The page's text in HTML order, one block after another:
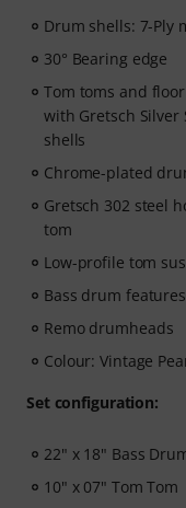
Drum shells: 7-Ply
30° Bearing edge
Tom toms and
with Gretsch Silver
shells
Chrome-plated
Gretsch 302 steel
tom
Low-profile tom
Bass drum
Remo drumheads
Colour: Vintage
Set configuration:
22" x 18" Bass
10" x 07" Tom Tom